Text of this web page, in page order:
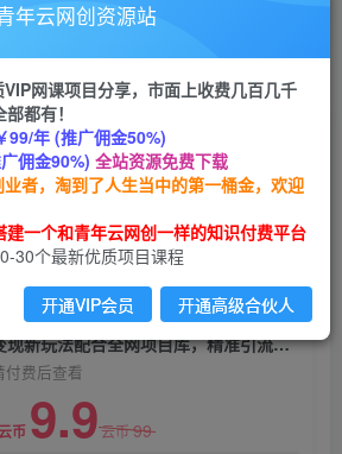
搭建同款网站，自己当老板
费 正文
变现新玩法配合全网项目库，
关注 私信
闲鱼流量掘金-虚拟变现新玩法配合全网项目库，精准引流变现3W+
付费后查看
币 9.9云币99
年云网创资源站
网课项目分享，市面上收费几百几千
都有！
99/年 (推广佣金50%)
佣金90%) 全站资源免费下载
者，淘到了人生当中的第一桶金，欢迎
一个和青年云网创一样的知识付费平台
30个最新优质项目课程
开通VIP会员 开通高级合伙人